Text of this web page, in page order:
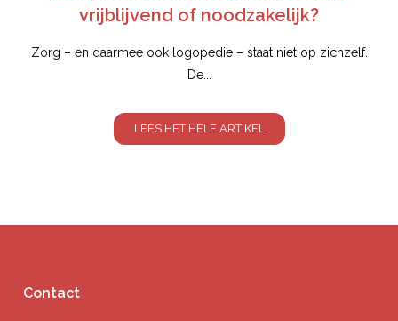
vrijblijvend of noodzakelijk?
Zorg – en daarmee ook logopedie – staat niet op zichzelf.
De...
LEES HET HELE ARTIKEL
Contact